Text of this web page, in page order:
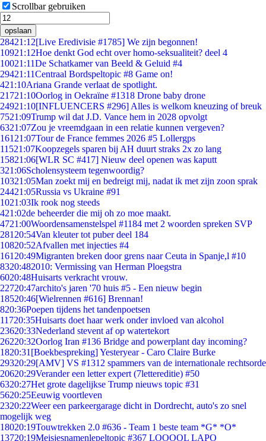
Scrollbar gebruiken
opslaan
28421:12[Live Eredivisie #1785] We zijn begonnen!
10921:12Hoe denkt God echt over homo-seksualiteit? deel 4
10021:11De Schatkamer van Beeld & Geluid #4
29421:11Centraal Bordspeltopic #8 Game on!
421:10Ariana Grande verlaat de spotlight.
21721:10Oorlog in Oekraïne #1318 Drone baby drone
24921:10[INFLUENCERS #296] Alles is welkom kneuzing of breuk
7521:09Trump wil dat J.D. Vance hem in 2028 opvolgt
6321:07Zou je vreemdgaan in een relatie kunnen vergeven?
161 21:07Tour de France femmes 2026 #5 Lollergps
11521:07Koopzegels sparen bij AH duurt straks 2x zo lang
15821:06[WLR SC #417] Nieuw deel openen was kaputt
321:06Scholensysteem tegenwoordig?
10321:05Man zoekt mij en bedreigt mij, nadat ik met zijn zoon sprak
24421:05Russia vs Ukraine #91
1021:03Ik rook nog steeds
421:02de beheerder die mij oh zo moe maakt.
4721:00Woordensamenstelspel #1184 met 2 woorden spreken SVP
281 20:54Van kleuter tot puber deel 184
10820:52Afvallen met injecties #4
161 20:49Migranten breken door grens naar Ceuta in Spanje,l #10
8320:482010: Vermissing van Herman Ploegstra
6020:48Huisarts verkracht vrouw.
22720:47archito's jaren '70 huis #5 - Een nieuw begin
18520:46[Wielrennen #616] Brennan!
820:36Poepen tijdens het tandenpoetsen
11720:35Huisarts doet haar werk onder invloed van alcohol
23620:33Nederland stevent af op watertekort
26220:32Oorlog Iran #136 Bridge and powerplant day incoming?
1820:31 [Boekbespreking] Yesteryear - Caro Claire Burke
29320:29[AMV] VS #1312 spammers van de internationale rechtsorde
20620:29Verander een letter expert (7lettereditie) #50
6320:27Het grote dagelijkse Trump nieuws topic #31
5620:25Eeuwig voortleven
2320:22Weer een parkeergarage dicht in Dordrecht, auto's zo snel
mogelijk weg
18020:19Touwtrekken 2.0 #636 - Team 1 beste team *G* *O*
13720:19Meisjesnamenlepeltopic #367 LOOOOL LAPO